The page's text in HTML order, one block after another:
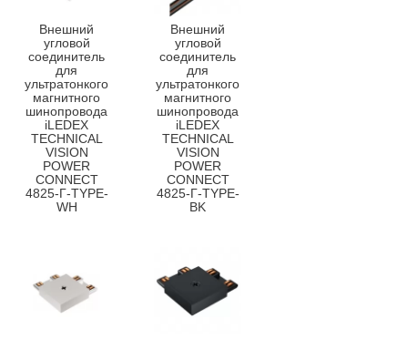
Внешний
угловой
соединитель
для
ультратонкого
магнитного
шинопровода
iLEDEX
TECHNICAL
VISION
POWER
CONNECT
4825-Г-TYPE-
WH
Внешний
угловой
соединитель
для
ультратонкого
магнитного
шинопровода
iLEDEX
TECHNICAL
VISION
POWER
CONNECT
4825-Г-TYPE-
BK